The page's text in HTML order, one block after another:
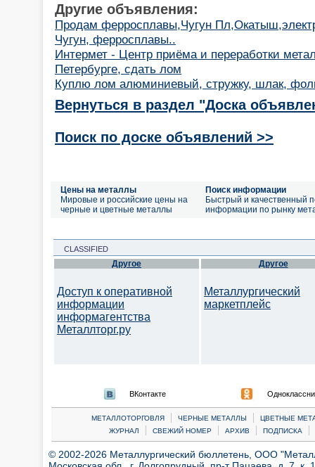
Другие объявления:
Продам ферросплавы,Чугун
Чугун, ферросплавы..
Интермет - Центр приёма и переработки
Петербурге, сдать лом
Куплю лом алюминиевый, стружку, шлак,
Вернуться в раздел "Доска
Поиск по доске объявлений >>
Цены на металлы
Мировые и российские цены на
черные и цветные металлы
Поиск информации
Быстрый и качественный
информации по рынку
CLASSIFIED
Другое
Доступ к оперативной
информации
информагентства
Металлторг.ру
Другое
Металлургический
маркетплейс
ВКонтакте
МЕТАЛЛОТОРГОВЛЯ | ЧЕРНЫЕ МЕТАЛЛЫ |
ЦВЕТНЫЕ
ЖУРНАЛ
| СВЕЖИЙ НОМЕР | АРХИВ | ПОДПИСКА |
© 2002-2026 Металлургический бюллетень, ООО